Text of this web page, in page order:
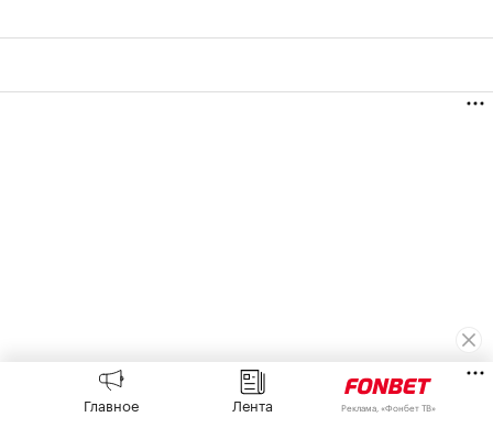
08 авг, 19:48
Главное Лента Реклама, «Фонбет ТВ»